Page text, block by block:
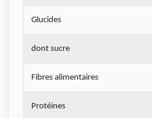
Glucides
dont sucre
Fibres alimentaires
Protéines